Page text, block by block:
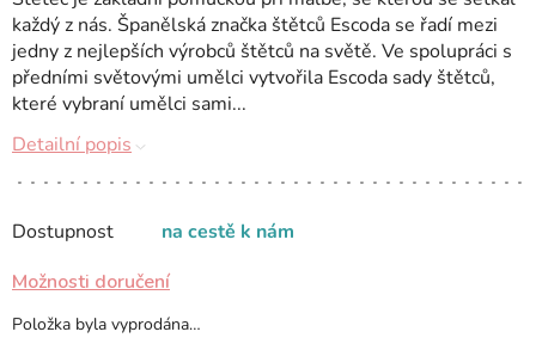
Dostupnost na cestě k nám
Možnosti doručení
Položka byla vyprodána…
každý z nás. Španělská značka štětců Escoda se řadí mezi
jedny z nejlepších výrobců štětců na světě. Ve spolupráci s
předními světovými umělci vytvořila Escoda sady štětců,
které vybraní umělci sami...
Detailní popis